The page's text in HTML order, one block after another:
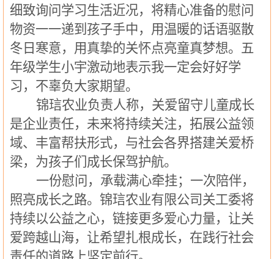
细致询问学习生活近况，将精心准备的慰问
物资一一递到孩子手中，用温暖的话语驱散
冬日寒意，用真挚的关怀点亮童真梦想。五
年级学生小宇激动地表示我一定会好好学
习，不辜负大家期望。
锦琂农业负责人称，关爱留守儿童成长
是企业责任，未来将持续关注，拓展公益领
域、丰富帮扶形式，与社会各界搭建关爱桥
梁，为孩子们成长保驾护航。
一份慰问，承载满心牵挂；一次陪伴，
照亮成长之路。锦琂农业有限公司关工委将
持续以公益之心，链接更多爱心力量，让关
爱跨越山海，让希望扎根成长，在践行社会